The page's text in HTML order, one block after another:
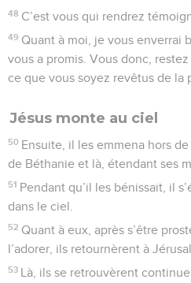
48 C’est vous qui rendrez
49 Quant à moi, je vous enverrai
vous a promis. Vous donc,
ce que vous soyez revêtus de la
Jésus monte au ciel
50 Ensuite, il les emmena hors
de Béthanie et là, étendant ses
51 Pendant qu’il les bénissait, il
dans le ciel.
52 Quant à eux, après s’être
l’adorer, ils retournèrent à
53 Là, ils se retrouvèrent